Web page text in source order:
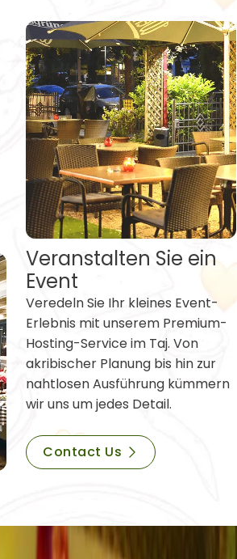
Veranstalten Sie ein
Event
Veredeln Sie Ihr kleines Event-
Erlebnis mit unserem Premium-
Hosting-Service im Taj. Von
akribischer Planung bis hin zur
nahtlosen Ausführung kümmern
wir uns um jedes Detail.
Contact Us